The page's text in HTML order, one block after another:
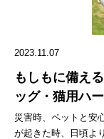
なくなっていました
しました。ステラは
足にできたイボ 2023.12.17 獣医さんから聞いた受
は、イボを心配する
胞診検査ができるほ
した。足の痛みも様
みがでる年齢にはな
と、左前足には痛みが
2023.11.07
もしもに備え
ッグ・猫用ハ
災害時、ペットと安心して過ご
が起きた時、日頃よ